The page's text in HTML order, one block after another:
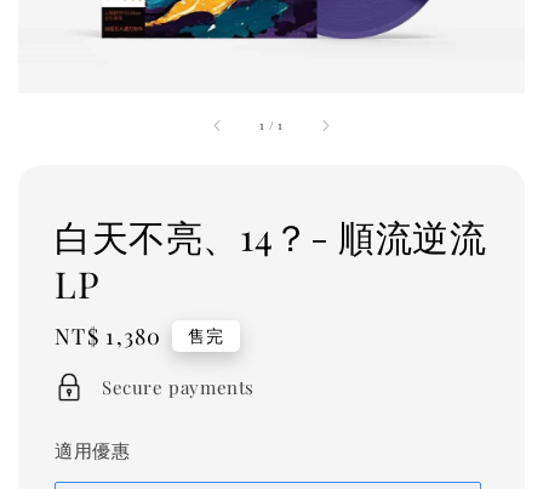
1 /1
白天不亮、14？- 順流逆流
LP
Regular
price
NT$ 1,380 售完
Secure payments
適用優惠